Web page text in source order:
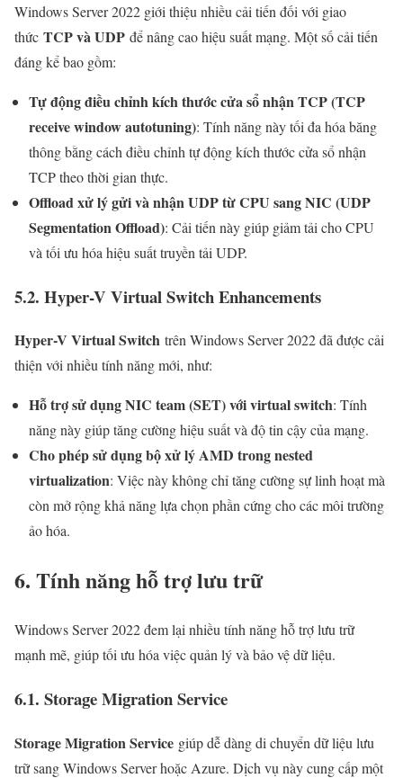
Windows Server 2022 giới thiệu nhiều cải tiến đối với giao
thức TCP và UDP để nâng cao hiệu suất mạng. Một số cải tiến
đáng kể bao gồm:
Tự động điều chỉnh kích thước cửa sổ nhận TCP (TCP
receive window autotuning): Tính năng này tối đa hóa băng
thông bằng cách điều chỉnh tự động kích thước cửa sổ nhận
TCP theo thời gian thực.
Offload xử lý gửi và nhận UDP từ CPU sang NIC (UDP
Segmentation Offload): Cải tiến này giúp giảm tải cho CPU
và tối ưu hóa hiệu suất truyền tải UDP.
5.2. Hyper-V Virtual Switch Enhancements
Hyper-V Virtual Switch trên Windows Server 2022 đã được cải
thiện với nhiều tính năng mới, như:
Hỗ trợ sử dụng NIC team (SET) với virtual switch: Tính
năng này giúp tăng cường hiệu suất và độ tin cậy của mạng.
Cho phép sử dụng bộ xử lý AMD trong nested
virtualization: Việc này không chỉ tăng cường sự linh hoạt mà
còn mở rộng khả năng lựa chọn phần cứng cho các môi trường
ảo hóa.
6. Tính năng hỗ trợ lưu trữ
Windows Server 2022 đem lại nhiều tính năng hỗ trợ lưu trữ
mạnh mẽ, giúp tối ưu hóa việc quản lý và bảo vệ dữ liệu.
6.1. Storage Migration Service
Storage Migration Service giúp dễ dàng di chuyển dữ liệu lưu
trữ sang Windows Server hoặc Azure. Dịch vụ này cung cấp một